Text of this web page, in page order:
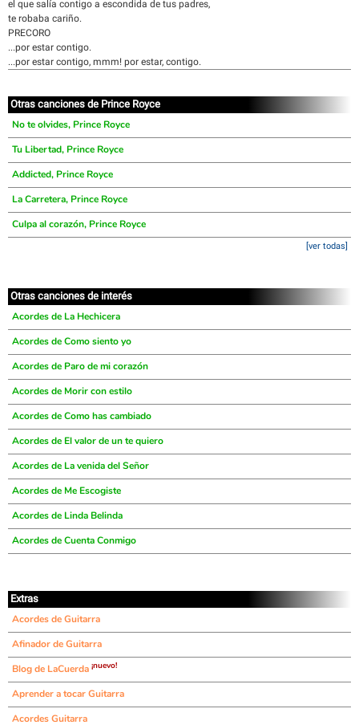
el que salía contigo a escondida de tus padres,
te robaba cariño.
PRECORO
...por estar contigo.
...por estar contigo, mmm! por estar, contigo.
Otras canciones de Prince Royce
No te olvides, Prince Royce
Tu Libertad, Prince Royce
Addicted, Prince Royce
La Carretera, Prince Royce
Culpa al corazón, Prince Royce
[ver todas]
Otras canciones de interés
Acordes de La Hechicera
Acordes de Como siento yo
Acordes de Paro de mi corazón
Acordes de Morir con estilo
Acordes de Como has cambiado
Acordes de El valor de un te quiero
Acordes de La venida del Señor
Acordes de Me Escogiste
Acordes de Linda Belinda
Acordes de Cuenta Conmigo
Extras
Acordes de Guitarra
Afinador de Guitarra
Blog de LaCuerda ¡nuevo!
Aprender a tocar Guitarra
Acordes Guitarra